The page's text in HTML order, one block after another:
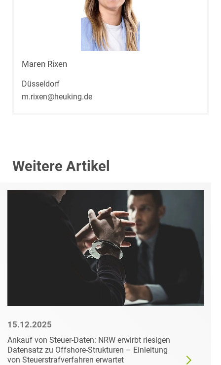
Maren Rixen
Düsseldorf
m.rixen@heuking.de
Weitere Artikel
15.12.2025
Ankauf von Steuer-Daten: NRW erwirbt riesigen
Datensatz zu Offshore-Strukturen – Einleitung
von Steuerstrafverfahren erwartet